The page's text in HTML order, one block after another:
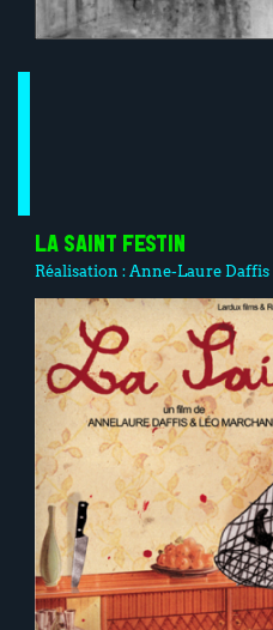
LA SAINT FESTIN
Réalisation : Anne-Laure Daffis